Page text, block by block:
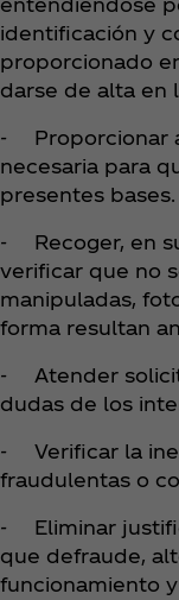
entendiéndose
identificación y
proporcionado
darse de alta en
- Proporcionar
necesaria para
presentes bases.
- Recoger, en
verificar que no
manipuladas,
forma resultan
- Atender
dudas de los
- Verificar la
fraudulentas o
- Eliminar
que defraude,
funcionamiento